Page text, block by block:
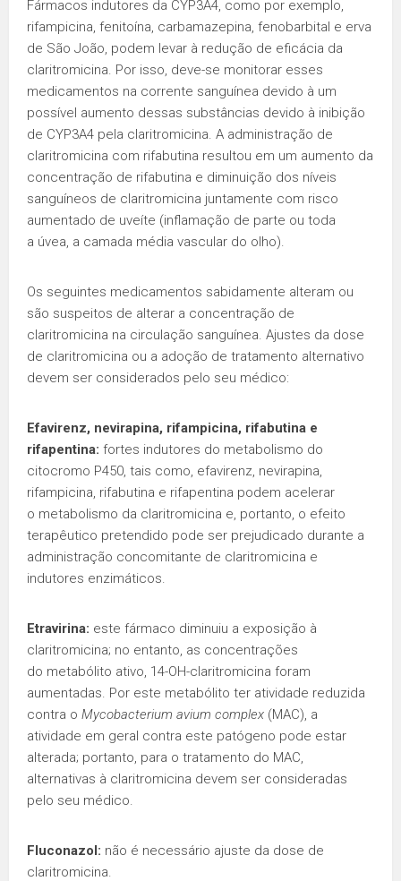
Fármacos indutores da CYP3A4, como por exemplo,
rifampicina, fenitoína, carbamazepina, fenobarbital e erva
de São João, podem levar à redução de eficácia da
claritromicina. Por isso, deve-se monitorar esses
medicamentos na corrente sanguínea devido à um
possível aumento dessas substâncias devido à inibição
de CYP3A4 pela claritromicina. A administração de
claritromicina com rifabutina resultou em um aumento da
concentração de rifabutina e diminuição dos níveis
sanguíneos de claritromicina juntamente com risco
aumentado de uveíte (inflamação de parte ou toda
a úvea, a camada média vascular do olho).
Os seguintes medicamentos sabidamente alteram ou
são suspeitos de alterar a concentração de
claritromicina na circulação sanguínea. Ajustes da dose
de claritromicina ou a adoção de tratamento alternativo
devem ser considerados pelo seu médico:
Efavirenz, nevirapina, rifampicina, rifabutina e
rifapentina: fortes indutores do metabolismo do
citocromo P450, tais como, efavirenz, nevirapina,
rifampicina, rifabutina e rifapentina podem acelerar
o metabolismo da claritromicina e, portanto, o efeito
terapêutico pretendido pode ser prejudicado durante a
administração concomitante de claritromicina e
indutores enzimáticos.
Etravirina: este fármaco diminuiu a exposição à
claritromicina; no entanto, as concentrações
do metabólito ativo, 14-OH-claritromicina foram
aumentadas. Por este metabólito ter atividade reduzida
contra o Mycobacterium avium complex (MAC), a
atividade em geral contra este patógeno pode estar
alterada; portanto, para o tratamento do MAC,
alternativas à claritromicina devem ser consideradas
pelo seu médico.
Fluconazol: não é necessário ajuste da dose de
claritromicina.